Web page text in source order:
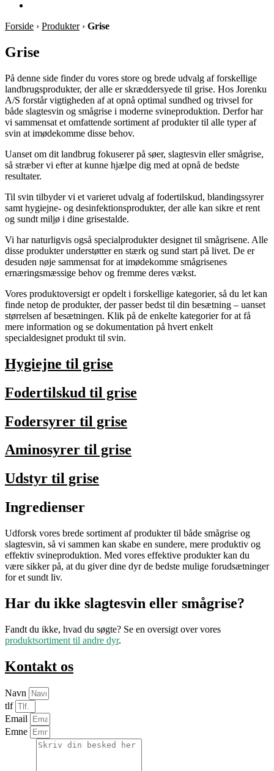
Forside › Produkter› Grise
Grise
På denne side finder du vores store og brede udvalg af forskellige
landbrugsprodukter, der alle er skræddersyede til grise. Hos Jorenku
A/S forstår vigtigheden af at opnå optimal sundhed og trivsel for
både slagtesvin og smågrise i moderne svineproduktion. Derfor har
vi sammensat et omfattende sortiment af produkter til alle typer af
svin at imødekomme disse behov.
Uanset om dit landbrug fokuserer på søer, slagtesvin eller smågrise,
så stræber vi efter at kunne hjælpe dig med at opnå de bedste
resultater.
Til svin tilbyder vi et varieret udvalg af fodertilskud, blandingssyrer
samt hygiejne- og desinfektionsprodukter, der alle kan sikre et rent
og sundt miljø i dine grisestalde.
Vi har naturligvis også specialprodukter designet til smågrisene. Alle
disse produkter understøtter en stærk og sund start på livet. De er
desuden nøje sammensat for at imødekomme smågrisenes
ernæringsmæssige behov og fremme deres vækst.
Vores produktoversigt er opdelt i forskellige kategorier, så du let kan
finde netop de produkter, der passer bedst til din besætning – uanset
størrelsen af besætningen. Klik på de enkelte kategorier for at få
mere information og se dokumentation på hvert enkelt
specialdesignet produkt til svin.
Hygiejne til grise
Fodertilskud til grise
Fodersyrer til grise
Aminosyrer til grise
Udstyr til grise
Ingredienser
Udforsk vores brede sortiment af produkter til både smågrise og
slagtesvin, så vi sammen kan skabe en sundere, mere produktiv og
effektiv svineproduktion. Med vores effektive produkter kan du
være sikker på, at du giver dine dyr de bedste mulige forudsætninger
for et sundt liv.
Har du ikke slagtesvin eller smågrise?
Fandt du ikke, hvad du søgte? Se en oversigt over vores
produktsortiment til andre dyr.
Kontakt os
Navn
tlf
Email
Emne